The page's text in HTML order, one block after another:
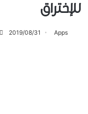
للإختراق
Apps
2019/08/31